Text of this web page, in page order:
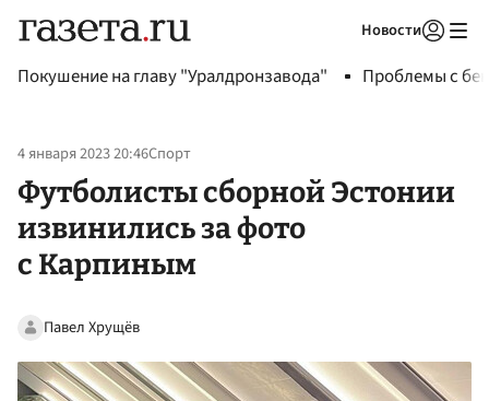
Новости
Покушение на главу "Уралдронзавода" Проблемы с
4 января 2023 20:46Спорт
Футболисты сборной Эстонии
извинились за фото
с Карпиным
Павел Хрущёв